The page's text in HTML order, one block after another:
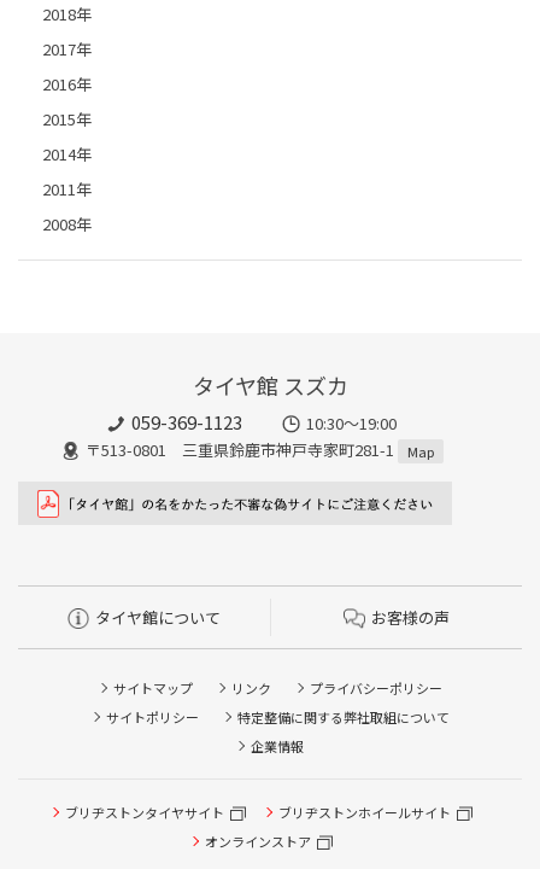
2018年
2017年
2016年
2015年
2014年
2011年
2008年
タイヤ館 スズカ
059-369-1123
10:30～19:00
〒513-0801 三重県鈴鹿市神戸寺家町281-1
Map
タイヤ館について お客様の声
サイトマップ リンク
プライバシーポリシー
サイトポリシー
特定整備に関する弊社取組について
企業情報
ブリヂストンタイヤサイト
ブリヂストンホイールサイト
オンラインストア
タイヤ点検・安全点検/タイヤ履き替え/オイル交換/その他
ピット作業の予約